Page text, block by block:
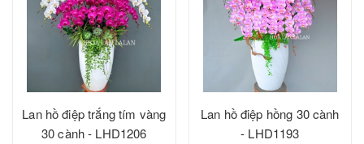
Lan hồ điệp trắng tím vàng
30 cành - LHD1206
Lan hồ điệp hồng 30 cành
- LHD1193